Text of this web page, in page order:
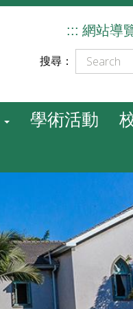
::: 網站導
搜尋：
學術活動